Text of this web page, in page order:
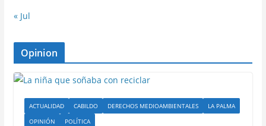
« Jul
Opinion
ACTUALIDAD CABILDO DERECHOS MEDIOAMBIENTALES
LA PALMA
OPINIÓN
POLÍTICA